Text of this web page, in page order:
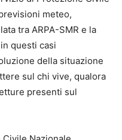
meteo,
tra ARPA-SMR e la
questi casi
della situazione
sul chi vive, qualora
presenti sul